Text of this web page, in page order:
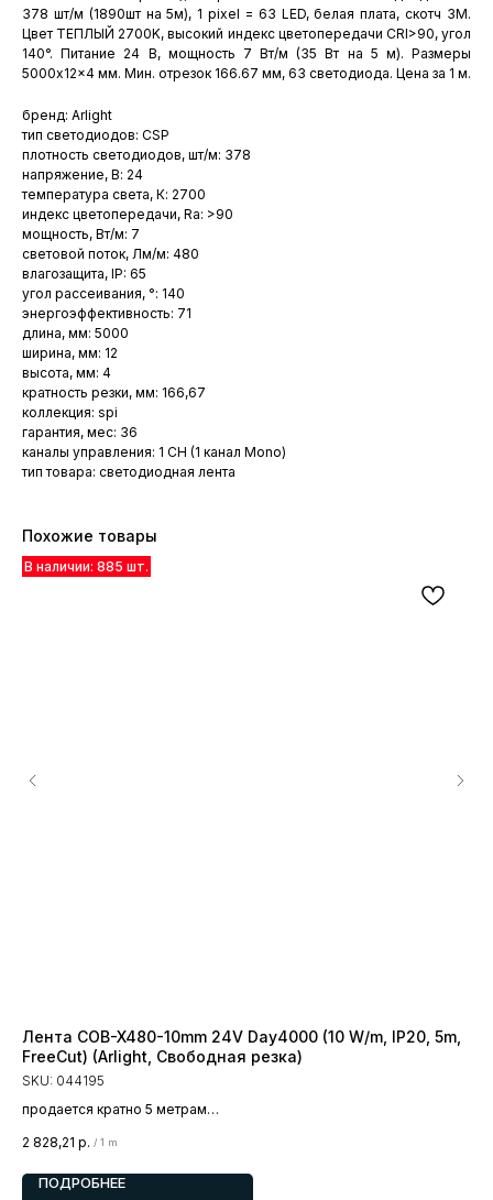
378 шт/м (1890шт на 5м), 1 pixel = 63 LED, белая плата, скотч 3М.
Цвет ТЕПЛЫЙ 2700K, высокий индекс цветопередачи CRI>90, угол
140°. Питание 24 В, мощность 7 Вт/м (35 Вт на 5 м). Размеры
5000x12x4 мм. Мин. отрезок 166.67 мм, 63 светодиода. Цена за 1 м.
бренд: Arlight
тип светодиодов: CSP
плотность светодиодов, шт/м: 378
напряжение, В: 24
температура света, К: 2700
индекс цветопередачи, Ra: >90
мощность, Вт/м: 7
световой поток, Лм/м: 480
влагозащита, IP: 65
угол рассеивания, °: 140
энергоэффективность: 71
длина, мм: 5000
ширина, мм: 12
высота, мм: 4
кратность резки, мм: 166,67
коллекция: spi
гарантия, мес: 36
каналы управления: 1 CH (1 канал Mono)
тип товара: светодиодная лента
Похожие товары
Лента COB-X480-10mm 24V Day4000 (10 W/m, IP20, 5m,
FreeCut) (Arlight, Свободная резка)
SKU: 044195
продается кратно 5 метрам
2 828,21 р. / 1 m
ПОДРОБНЕЕ